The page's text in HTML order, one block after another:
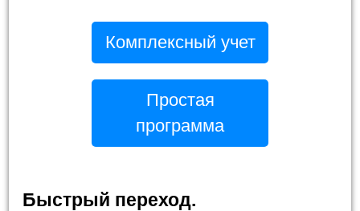
Комплексный учет
Простая
программа
Быстрый переход.